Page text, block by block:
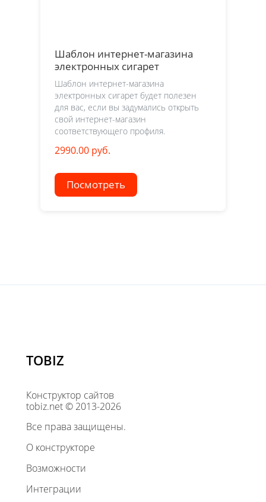
Шаблон интернет-магазина
электронных сигарет
Шаблон интернет-магазина
электронных сигарет будет полезен
для вас, если вы задумались открыть
свой интернет-магазин
соответствующего профиля.
2990.00 руб.
Посмотреть
TOBIZ
Конструктор сайтов
tobiz.net © 2013-2026
Все права защищены.
О конструкторе
Возможности
Интеграции